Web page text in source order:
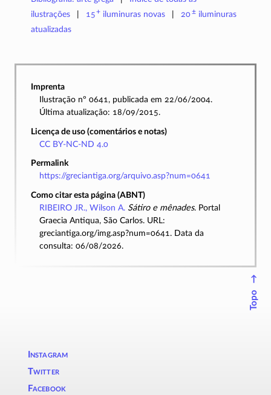
ilustrações
15+ iluminuras novas 20±iluminuras
atualizadas
Imprenta
Ilustração nº 0641, publicada em 22/06/2004.
Última atualização: 18/09/2015.
Licença de uso (comentários e notas)
CC BY-NC-ND 4.0
Permalink
https://greciantiga.org/arquivo.asp?num=0641
Como citar esta página (ABNT)
RIBEIRO JR., Wilson A. Sátiro e mênades. Portal
Graecia Antiqua, São Carlos. URL:
greciantiga.org/img.asp?num=0641. Data da
consulta: 06/08/2026.
↑
Topo
Instagram
Twitter
Facebook